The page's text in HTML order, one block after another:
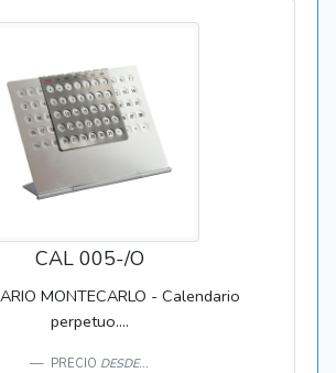
CAL 005-/O
MONTECARLO - Calendario
perpetuo....
PRECIO DESDE...